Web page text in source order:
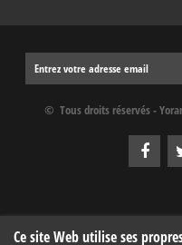
Ce site Web utilise ses
© Tous droits réservés -